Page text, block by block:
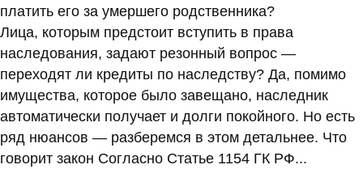
платить его за умершего родственника?
Лица, которым предстоит вступить в права
наследования, задают резонный вопрос —
переходят ли кредиты по наследству? Да, помимо
имущества, которое было завещано, наследник
автоматически получает и долги покойного. Но есть
ряд нюансов — разберемся в этом детальнее. Что
говорит закон Согласно Статье 1154 ГК РФ...